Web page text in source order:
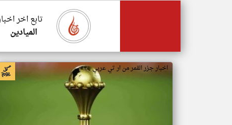
تابع اخر
الميادين
اخبار جزر القمر من ار تي عربي